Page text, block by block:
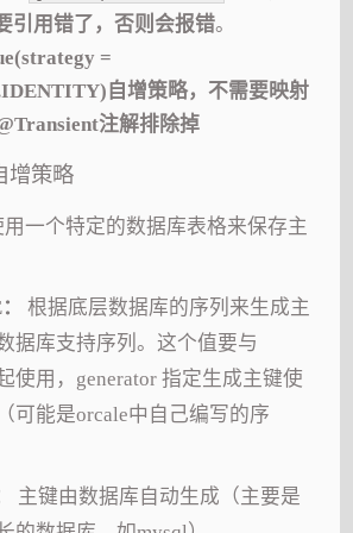
引用错了，否则会报错。
=
自增策略，不需要映射
注解排除掉
增策略
用一个特定的数据库表格来保存主
根据底层数据库的序列来生成主
据库支持序列。这个值要与
使用，generator 指定生成主键使
可能是orcale中自己编写的序
主键由数据库自动生成（主要是